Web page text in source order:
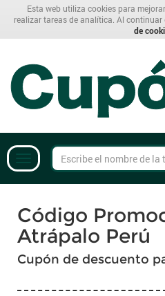
Esta web utiliza cookies para
realizar tareas de analítica. Al continuar
de
Código
Atrápalo Perú
Cupón de descuento